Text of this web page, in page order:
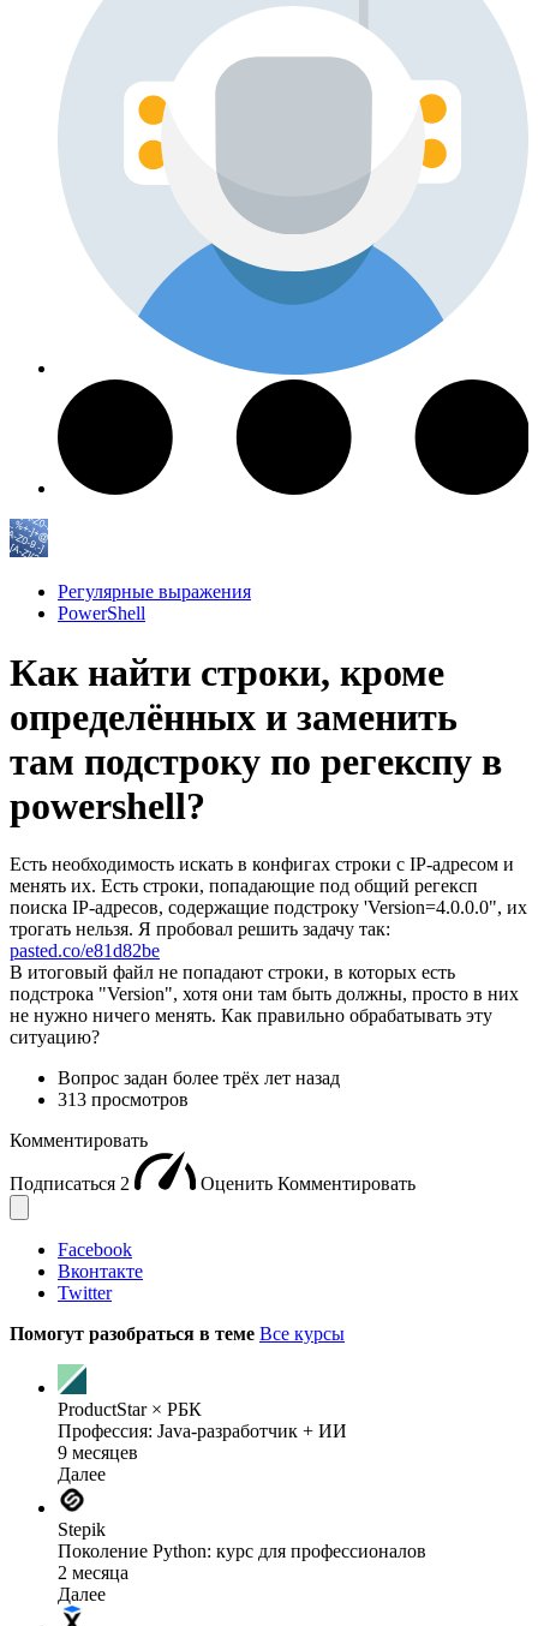
Регулярные выражения
PowerShell
Как найти строки, кроме
определённых и заменить
там подстроку по регекспу в
powershell?
Есть необходимость искать в конфигах строки с IP-адресом и
менять их. Есть строки, попадающие под общий регексп
поиска IP-адресов, содержащие подстроку 'Version=4.0.0.0", их
трогать нельзя. Я пробовал решить задачу так:
pasted.co/e81d82be
В итоговый файл не попадают строки, в которых есть
подстрока "Version", хотя они там быть должны, просто в них
не нужно ничего менять. Как правильно обрабатывать эту
ситуацию?
Вопрос задан более трёх лет назад
313 просмотров
Комментировать
Подписаться 2 Оценить Комментировать
Facebook
Вконтакте
Twitter
Помогут разобраться в теме Все курсы
ProductStar × РБК
Профессия: Java-разработчик + ИИ
9 месяцев
Далее
Stepik
Поколение Python: курс для профессионалов
2 месяца
Далее